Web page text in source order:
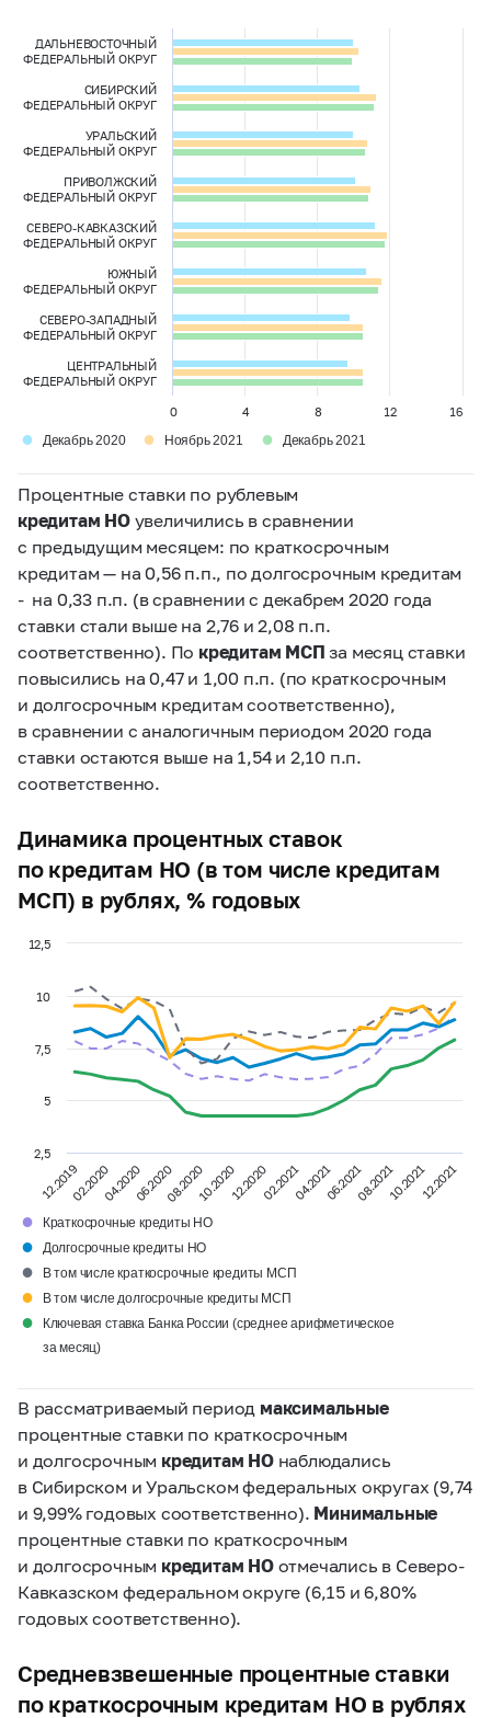
ДАЛЬНЕВОСТОЧНЫЙ
ФЕДЕРАЛЬНЫЙ ОКРУГ
СИБИРСКИЙ
ФЕДЕРАЛЬНЫЙ ОКРУГ
УРАЛЬСКИЙ
ФЕДЕРАЛЬНЫЙ ОКРУГ
ПРИВОЛЖСКИЙ
ФЕДЕРАЛЬНЫЙ ОКРУГ
СЕВЕРО-КАВКАЗСКИЙ
ФЕДЕРАЛЬНЫЙ ОКРУГ
ЮЖНЫЙ
ФЕДЕРАЛЬНЫЙ ОКРУГ
СЕВЕРО-ЗАПАДНЫЙ
ФЕДЕРАЛЬНЫЙ ОКРУГ
ЦЕНТРАЛЬНЫЙ
ФЕДЕРАЛЬНЫЙ ОКРУГ
0 4 8 12 16
● Декабрь 2020 ● Ноябрь 2021 ● Декабрь 2021
Процентные ставки по рублевым
кредитам НОувеличились в сравнении
с предыдущим месяцем: по краткосрочным
кредитам — на 0,56 п.п., по долгосрочным кредитам
- на 0,33 п.п. (в сравнении с декабрем 2020 года
ставки стали выше на 2,76 и 2,08 п.п.
соответственно). По кредитам МСП за месяц ставки
повысились на 0,47 и 1,00 п.п. (по краткосрочным
и долгосрочным кредитам соответственно),
в сравнении с аналогичным периодом 2020 года
ставки остаются выше на 1,54 и 2,10 п.п.
соответственно.
Динамика процентных ставок
по кредитам НО (в том числе кредитам
МСП) в рублях, % годовых
12.201902.202004.202006.202008.202010.202012.202002.202104.202106.202108.202110.202112.2021
2,5
5
7,5
10
12,5
● Краткосрочные кредиты НО
● Долгосрочные кредиты НО
● В том числе краткосрочные кредиты МСП
● В том числе долгосрочные кредиты МСП
●
Ключевая ставка Банка России (среднее арифметическое
за месяц)
В рассматриваемый период максимальные
процентные ставки по краткосрочным
и долгосрочным кредитам НОнаблюдались
в Сибирском и Уральском федеральных округах (9,74
и 9,99% годовых соответственно). Минимальные
процентные ставки по краткосрочным
и долгосрочным кредитам НОотмечались в Северо-
Кавказском федеральном округе (6,15 и 6,80%
годовых соответственно).
Средневзвешенные процентные ставки
по краткосрочным кредитам НО в рублях